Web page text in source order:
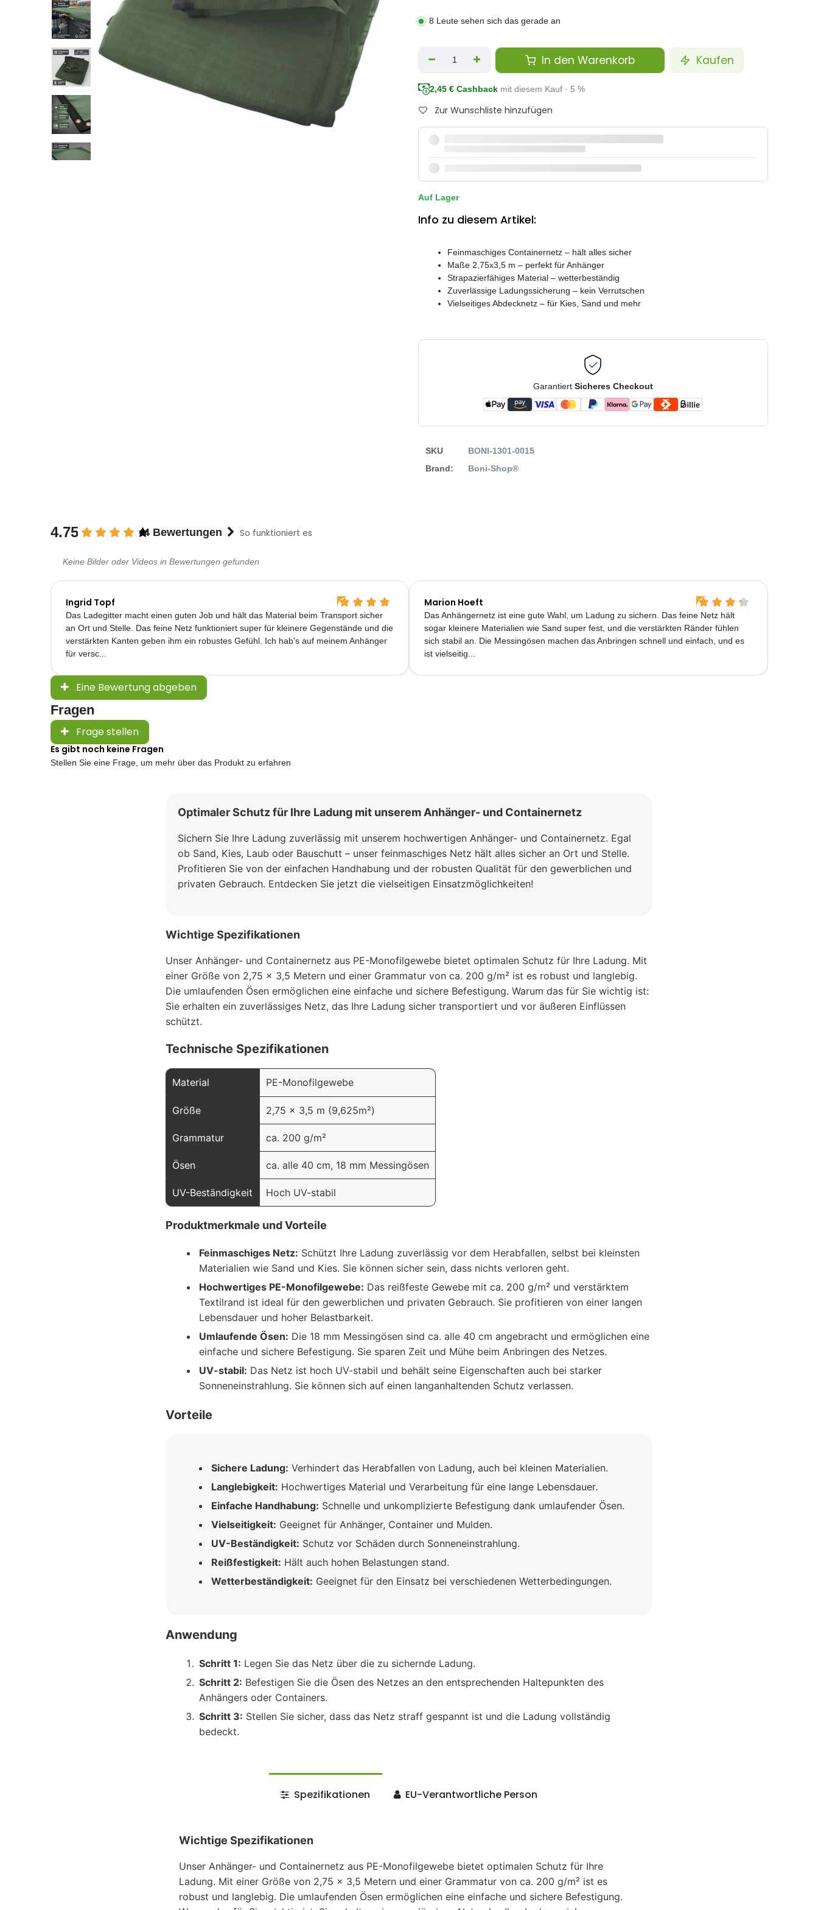
8 Leute sehen sich das gerade an
In den Warenkorb Kaufen
2,45 € Cashback mit diesem Kauf · 5 %
Zur Wunschliste hinzufügen
Auf Lager
Info zu diesem Artikel:
Feinmaschiges Containernetz – hält alles sicher
Maße 2,75x3,5 m – perfekt für Anhänger
Strapazierfähiges Material – wetterbeständig
Zuverlässige Ladungssicherung – kein Verrutschen
Vielseitiges Abdecknetz – für Kies, Sand und mehr
Garantiert Sicheres Checkout
SKU
BONI-1301-0015
Brand:
Boni-Shop®
4.75 4 Bewertungen So funktioniert es
Keine Bilder oder Videos in Bewertungen gefunden
Ingrid Topf
Das Ladegitter macht einen guten Job und hält das Material beim Transport sicher
an Ort und Stelle. Das feine Netz funktioniert super für kleinere Gegenstände und die
verstärkten Kanten geben ihm ein robustes Gefühl. Ich hab's auf meinem Anhänger
für versc...
Marion Hoeft
Das Anhängernetz ist eine gute Wahl, um Ladung zu sichern. Das feine Netz hält
sogar kleinere Materialien wie Sand super fest, und die verstärkten Ränder fühlen
sich stabil an. Die Messingösen machen das Anbringen schnell und einfach, und es
ist vielseitig...
Eine Bewertung abgeben
Fragen
Frage stellen
Es gibt noch keine Fragen
Stellen Sie eine Frage, um mehr über das Produkt zu erfahren
Optimaler Schutz für Ihre Ladung mit unserem Anhänger- und Containernetz
Sichern Sie Ihre Ladung zuverlässig mit unserem hochwertigen Anhänger- und Containernetz. Egal
ob Sand, Kies, Laub oder Bauschutt – unser feinmaschiges Netz hält alles sicher an Ort und Stelle.
Profitieren Sie von der einfachen Handhabung und der robusten Qualität für den gewerblichen und
privaten Gebrauch. Entdecken Sie jetzt die vielseitigen Einsatzmöglichkeiten!
Wichtige Spezifikationen
Unser Anhänger- und Containernetz aus PE-Monofilgewebe bietet optimalen Schutz für Ihre Ladung. Mit
einer Größe von 2,75 x 3,5 Metern und einer Grammatur von ca. 200 g/m² ist es robust und langlebig.
Die umlaufenden Ösen ermöglichen eine einfache und sichere Befestigung. Warum das für Sie wichtig ist:
Sie erhalten ein zuverlässiges Netz, das Ihre Ladung sicher transportiert und vor äußeren Einflüssen
schützt.
Technische Spezifikationen
Material PE-Monofilgewebe
Größe 2,75 x 3,5 m (9,625m²)
Grammatur ca. 200 g/m²
Ösen ca. alle 40 cm, 18 mm Messingösen
UV-Beständigkeit Hoch UV-stabil
Produktmerkmale und Vorteile
Feinmaschiges Netz: Schützt Ihre Ladung zuverlässig vor dem Herabfallen, selbst bei kleinsten
Materialien wie Sand und Kies. Sie können sicher sein, dass nichts verloren geht.
Hochwertiges PE-Monofilgewebe: Das reißfeste Gewebe mit ca. 200 g/m² und verstärktem
Textilrand ist ideal für den gewerblichen und privaten Gebrauch. Sie profitieren von einer langen
Lebensdauer und hoher Belastbarkeit.
Umlaufende Ösen: Die 18 mm Messingösen sind ca. alle 40 cm angebracht und ermöglichen eine
einfache und sichere Befestigung. Sie sparen Zeit und Mühe beim Anbringen des Netzes.
UV-stabil: Das Netz ist hoch UV-stabil und behält seine Eigenschaften auch bei starker
Sonneneinstrahlung. Sie können sich auf einen langanhaltenden Schutz verlassen.
Vorteile
Sichere Ladung: Verhindert das Herabfallen von Ladung, auch bei kleinen Materialien.
Langlebigkeit: Hochwertiges Material und Verarbeitung für eine lange Lebensdauer.
Einfache Handhabung: Schnelle und unkomplizierte Befestigung dank umlaufender Ösen.
Vielseitigkeit: Geeignet für Anhänger, Container und Mulden.
UV-Beständigkeit: Schutz vor Schäden durch Sonneneinstrahlung.
Reißfestigkeit: Hält auch hohen Belastungen stand.
Wetterbeständigkeit: Geeignet für den Einsatz bei verschiedenen Wetterbedingungen.
Anwendung
Schritt 1: Legen Sie das Netz über die zu sichernde Ladung.
Schritt 2: Befestigen Sie die Ösen des Netzes an den entsprechenden Haltepunkten des
Anhängers oder Containers.
Schritt 3: Stellen Sie sicher, dass das Netz straff gespannt ist und die Ladung vollständig
bedeckt.
Spezifikationen EU-Verantwortliche Person
Wichtige Spezifikationen
Unser Anhänger- und Containernetz aus PE-Monofilgewebe bietet optimalen Schutz für Ihre
Ladung. Mit einer Größe von 2,75 x 3,5 Metern und einer Grammatur von ca. 200 g/m² ist es
robust und langlebig. Die umlaufenden Ösen ermöglichen eine einfache und sichere Befestigung.